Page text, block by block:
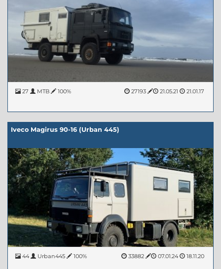
27 21.01.17
MTB 21.05.21
100% 27193
Iveco Magirus 90-16 (Urban 445)
44 18.11.20
Urban445 07.01.24
100% 33882